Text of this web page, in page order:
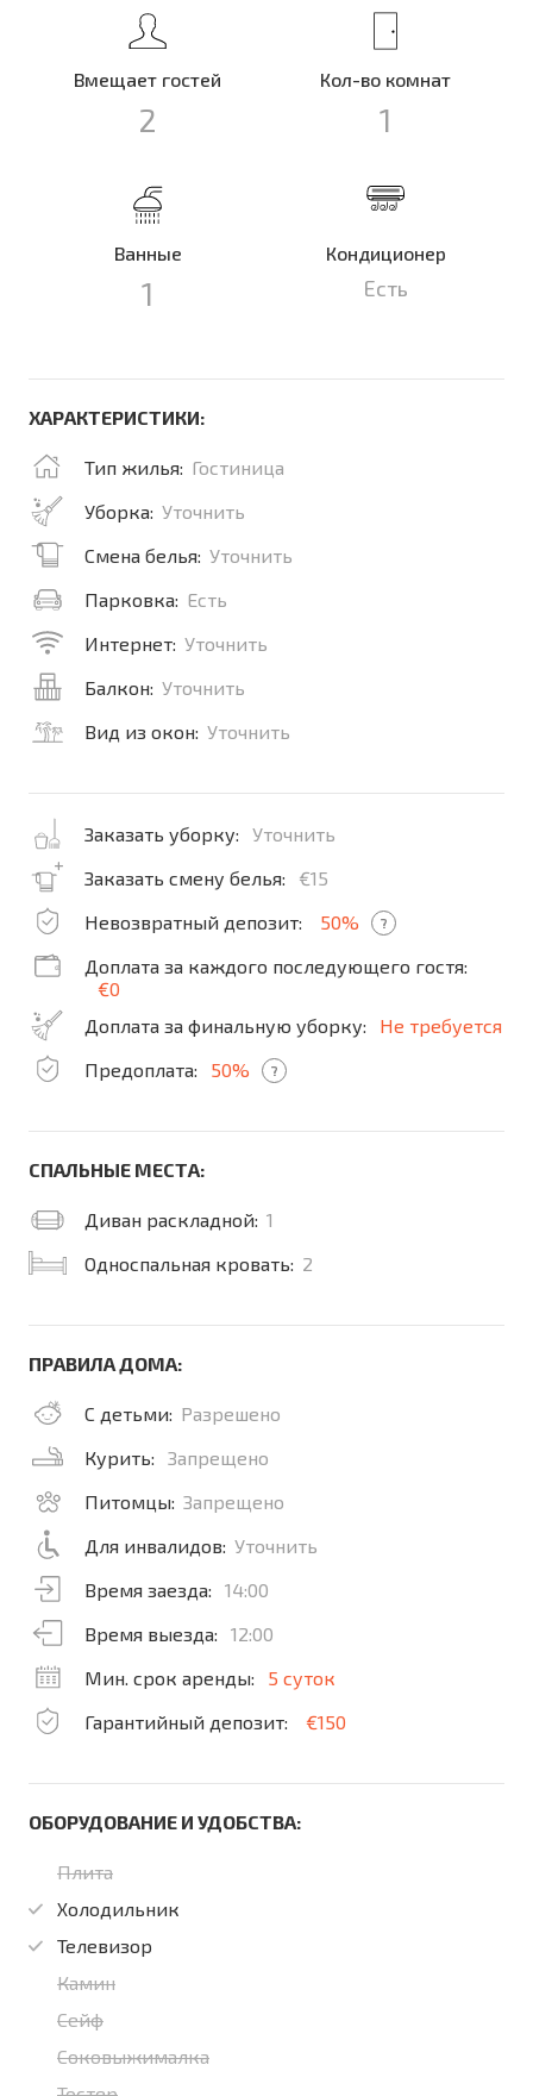
Вмещает гостей
2
Кол-во комнат
1
Ванные
1
Кондиционер
Есть
ХАРАКТЕРИСТИКИ:
Тип жилья: Гостиница
Уборка: Уточнить
Смена белья: Уточнить
Парковка: Есть
Интернет: Уточнить
Балкон: Уточнить
Вид из окон: Уточнить
Заказать уборку:
Уточнить
Заказать смену белья:
€15
Невозвратный депозит:
50% ?
Доплата за каждого последующего гостя:
€0
Доплата за финальную уборку:
Не требуется
Предоплата:
50% ?
СПАЛЬНЫЕ МЕСТА:
Диван раскладной: 1
Односпальная кровать: 2
ПРАВИЛА ДОМА:
С детьми: Разрешено
Курить:
Запрещено
Питомцы: Запрещено
Для инвалидов: Уточнить
Время заезда:
14:00
Время выезда:
12:00
Мин. срок аренды:
5 суток
Гарантийный депозит:
€150
ОБОРУДОВАНИЕ И УДОБСТВА:
Плита
Холодильник
Телевизор
Камин
Сейф
Соковыжималка